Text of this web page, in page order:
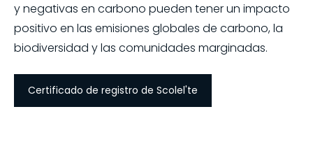
y negativas en carbono pueden tener un impacto
positivo en las emisiones globales de carbono, la
biodiversidad y las comunidades marginadas.
Certificado de registro de Scolel'te